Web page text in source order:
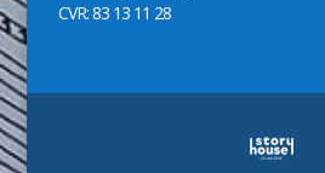
CVR: 83 13 11 28